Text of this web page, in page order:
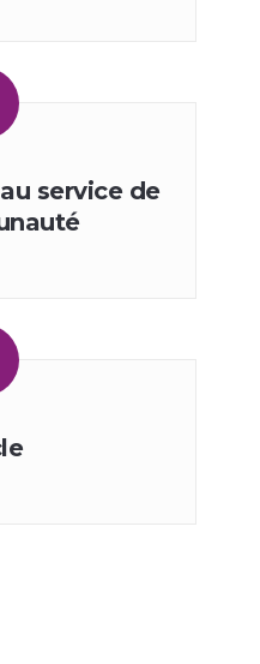
service de